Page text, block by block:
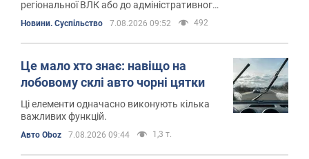
регіональної ВЛК або до адміністративного
Новини. Суспільство 7.08.2026 09:52 492
Це мало хто знає: навіщо на
лобовому склі авто чорні цятки
Ці елементи одначасно виконують кілька
важливих функцій.
Авто Oboz 7.08.2026 09:44 1,3 т.